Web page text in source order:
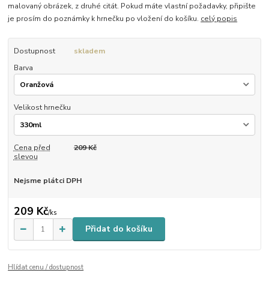
malovaný obrázek, z druhé citát. Pokud máte vlastní požadavky, připište
je prosím do poznámky k hrnečku po vložení do košíku. celý popis
Dostupnost
skladem
Barva
Velikost hrnečku
Cena před
slevou
209 Kč
Nejsme plátci DPH
209 Kč/ks
Přidat do košíku
Hlídat cenu / dostupnost